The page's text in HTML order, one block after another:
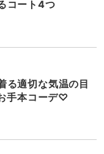
コート4つ
る適切な気温の目
手本コーデ♡